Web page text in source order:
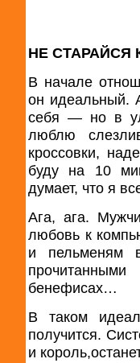
НЕ СТАРАЙСЯ
В начале
он идеальный.
себя — но в
люблю
кроссовки,
буду на 10
думает, что я
Ага, ага.
любовь к
и пельменям
бенефисах…
В таком
получится.
и